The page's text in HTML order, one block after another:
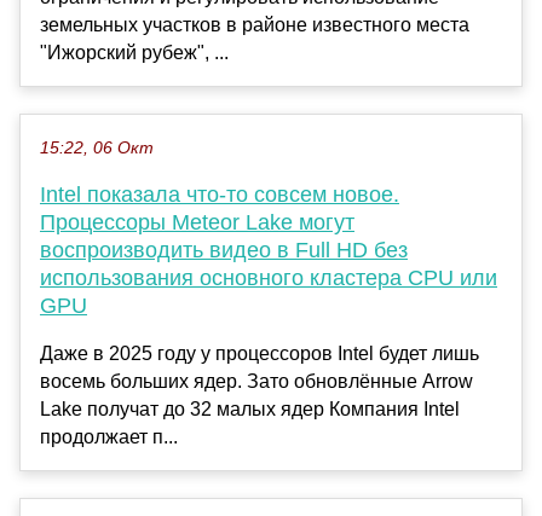
земельных участков в районе известного места
"Ижорский рубеж", ...
15:22, 06 Окт
Intel показала что-то совсем новое.
Процессоры Meteor Lake могут
воспроизводить видео в Full HD без
использования основного кластера CPU или
GPU
Даже в 2025 году у процессоров Intel будет лишь
восемь больших ядер. Зато обновлённые Arrow
Lake получат до 32 малых ядер Компания Intel
продолжает п...